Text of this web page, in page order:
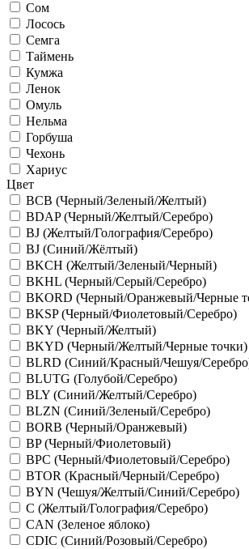
Сом
Лосось
Семга
Таймень
Кумжа
Ленок
Омуль
Нельма
Горбуша
Чехонь
Хариус
Цвет
BCB (Черный/Зеленый/Желтый)
BDAP (Черный/Желтый/Серебро)
BJ (Желтый/Голография/Серебро)
BJ (Синий/Жёлтый)
BKCH (Желтый/Зеленый/Черный)
BKHL (Черный/Серый/Серебро)
BKORD (Черный/Оранжевый/Черные
BKSP (Черный/Фиолетовый/Серебро)
BKY (Черный/Желтый)
BKYD (Черный/Желтый/Черные точки)
BLRD (Синий/Красный/Чешуя/
BLUTG (Голубой/Серебро)
BLY (Синий/Желтый/Серебро)
BLZN (Синий/Зеленый/Серебро)
BORB (Черный/Оранжевый)
BP (Черный/Фиолетовый)
BPC (Черный/Фиолетовый/Серебро)
BTOR (Красный/Черный/Серебро)
BYN (Чешуя/Желтый/Синий/Серебро)
C (Желтый/Голография/Серебро)
CAN (Зеленое яблоко)
CDIC (Синий/Розовый/Серебро)